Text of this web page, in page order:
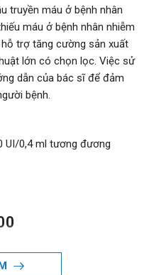
truyền máu ở bệnh nhân
máu ở bệnh nhân nhiễm
trợ tăng cường sản xuất
lớn có chọn lọc. Việc sử
dẫn của bác sĩ để đảm
bệnh.
UI/0,4 ml tương đương